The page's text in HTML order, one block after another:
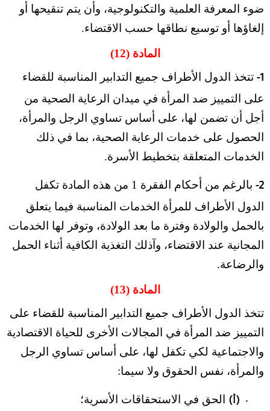
ضوء المعرفة العلمية والتكنولوجية، وأن يتم تنقيحها أو
إلغاؤها أو توسيع نطاقها حسب الاقتضاء.
المادة (12)
1- تتخذ الدول الأطراف جميع التدابير المناسبة للقضاء
على التمييز ضد المرأة في ميدان الرعاية الصحية من
أجل أن تضمن لها، على أساس تساوي الرجل والمرأة،
الحصول على خدمات الرعاية الصحية، بما في ذلك
الخدمات المتعلقة بتخطيط الأسرة.
2-
بالرغم من أحكام الفقرة 1 من هذه المادة تكفل
الدول الأطراف للمرأة الخدمات المناسبة فيما يتعلق
بالحمل والولادة وفترة ما بعد الولادة، وتوفر لها الخدمات
المجانية عند الاقتضاء، وآذلك التغذية الكافية أثناء الحمل
والرضاعة.
المادة (13)
تتخذ الدول الأطراف جميع التدابير المناسبة للقضاء على
التمييز ضد المرأة في المجالات الأخرى للحياة الاقتصادية
والاجتماعية لكي تكفل لها، على أساس تساوي الرجل
والمرأة، نفس الحقوق ولا سيما:
(أ) الحق في الاستحقاقات الأسرية؛